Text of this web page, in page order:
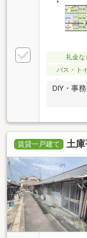
礼金な
バス・ト
DIY・事
賃貸一戸建て 土